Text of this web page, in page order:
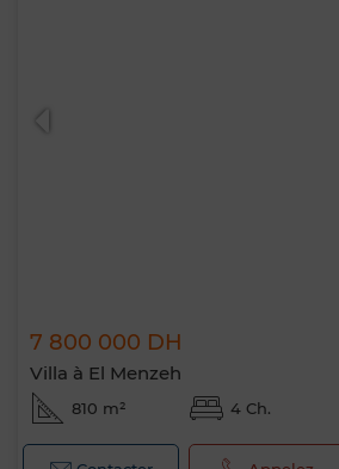
7 800 000 DH
Villa à El Menzeh
810 m² 4 Ch.